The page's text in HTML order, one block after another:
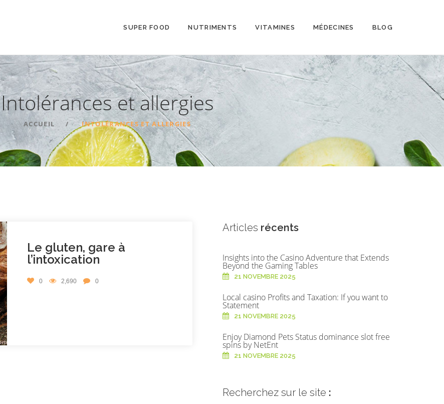
SUPER FOOD NUTRIMENTS VITAMINES MÉDECINES BLOG
Intolérances et allergies
ACCUEIL INTOLÉRANCES ET ALLERGIES
Le gluten, gare à
l’intoxication
0 2,690 0
Articles récents
Insights into the Casino Adventure that Extends
Beyond the Gaming Tables
21 NOVEMBRE 2025
Local casino Profits and Taxation: If you want to
Statement
21 NOVEMBRE 2025
Enjoy Diamond Pets Status dominance slot free
spins by NetEnt
21 NOVEMBRE 2025
Recherchez sur le site :